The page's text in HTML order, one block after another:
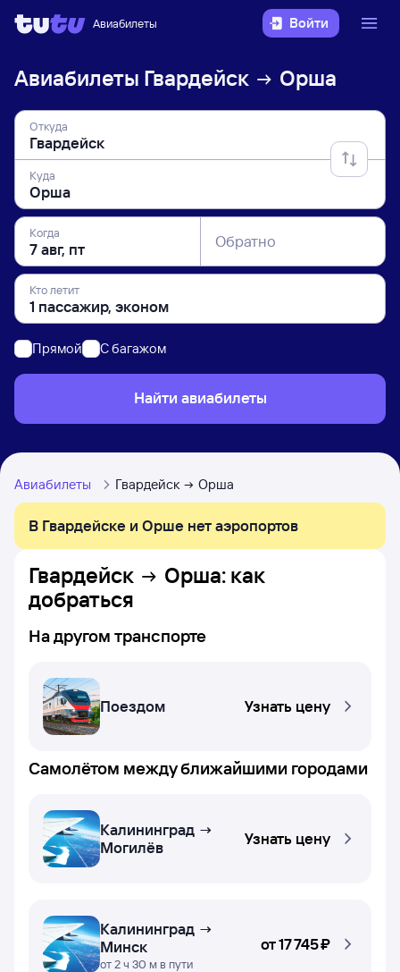
Авиабилеты Войти
Авиабилеты Гвардейск Орша
Откуда
Куда
Когда Обратно
Кто летит
Прямой C багажом
Найти авиабилеты
Авиабилеты Гвардейск Орша
В Гвардейске и Орше нет аэропортов
Гвардейск Орша: как
добраться
На другом транспорте
Поездом Узнать цену
Самолётом между ближайшими городами
Калининград →
Могилёв
Узнать цену
Калининград →
Минск
от 2 ч 30 м в пути
от17 ⁠745 ⁠₽